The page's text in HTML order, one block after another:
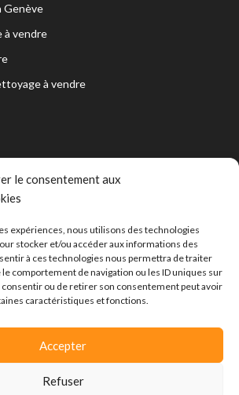
le consentement aux
expériences, nous utilisons des technologies
stocker et/ou accéder aux informations des
à ces technologies nous permettra de traiter
comportement de navigation ou les ID uniques sur
consentir ou de retirer son consentement peut avoir
caractéristiques et fonctions.
Accepter
Refuser
Genève
à vendre
à vendre
Ltd